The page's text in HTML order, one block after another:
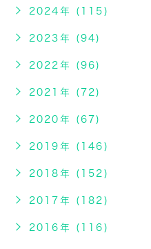
2024年 (115)
2023年 (94)
2022年 (96)
2021年 (72)
2020年 (67)
2019年 (146)
2018年 (152)
2017年 (182)
2016年 (116)